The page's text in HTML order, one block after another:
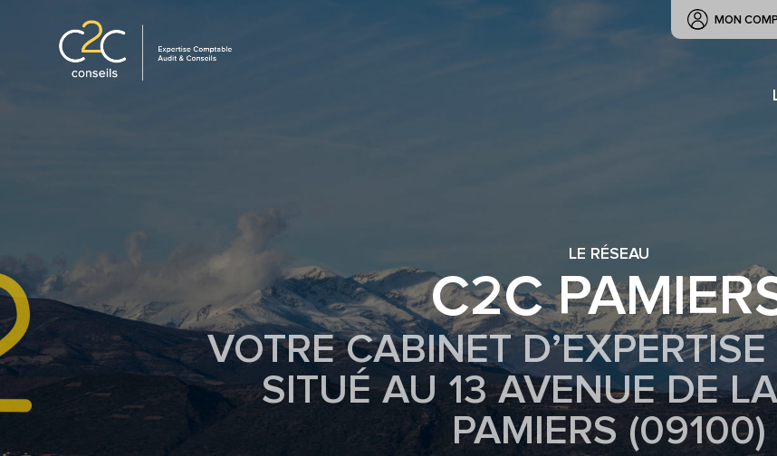
MON
LE RÉSEAU
C2C
VOTRE CABINET
SITUÉ AU 13 AVENUE DE
PAMIERS (09100)